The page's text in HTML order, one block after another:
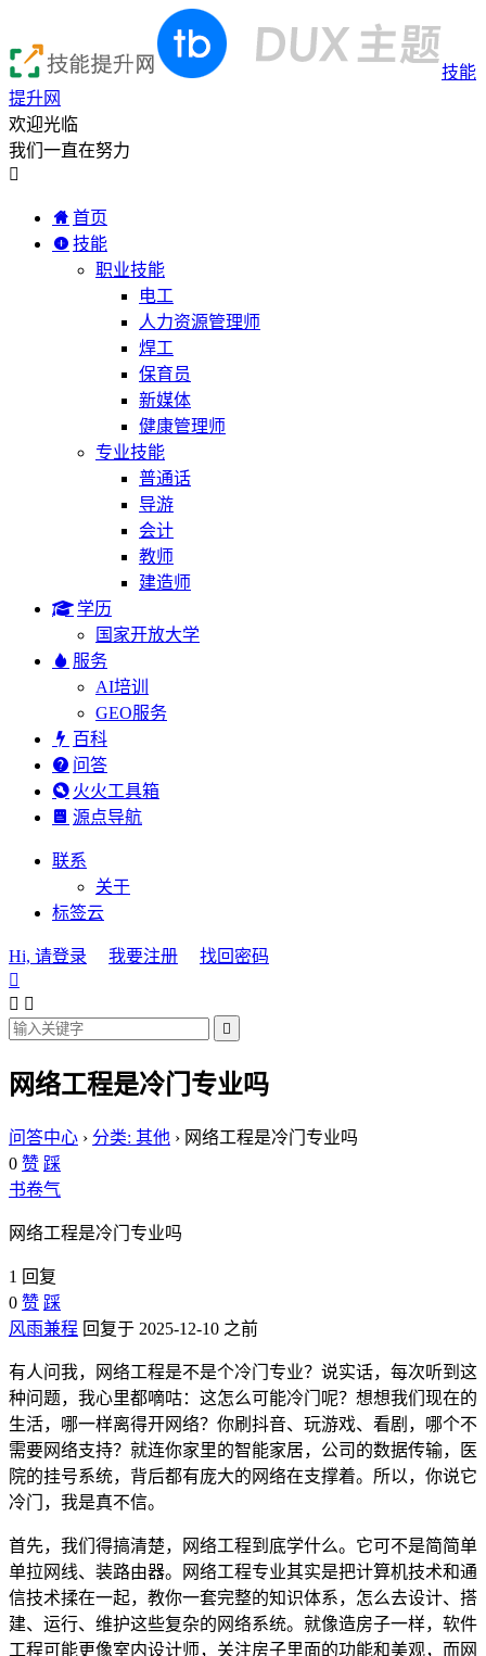
技能
提升网
欢迎光临
我们一直在努力

首页
技能
职业技能
电工
人力资源管理师
焊工
保育员
新媒体
健康管理师
专业技能
普通话
导游
会计
教师
建造师
学历
国家开放大学
服务
AI培训
GEO服务
百科
问答
火火工具箱
源点导航
联系
关于
标签云
Hi, 请登录 我要注册
找回密码

 

网络工程是冷门专业吗
问答中心 › 分类: 其他 › 网络工程是冷门专业吗
0 赞 踩
书卷气
网络工程是冷门专业吗
1 回复
0 赞 踩
风雨兼程 回复于 2025-12-10 之前
有人问我，网络工程是不是个冷门专业？说实话，每次听到这
种问题，我心里都嘀咕：这怎么可能冷门呢？想想我们现在的
生活，哪一样离得开网络？你刷抖音、玩游戏、看剧，哪个不
需要网络支持？就连你家里的智能家居，公司的数据传输，医
院的挂号系统，背后都有庞大的网络在支撑着。所以，你说它
冷门，我是真不信。
首先，我们得搞清楚，网络工程到底学什么。它可不是简简单
单拉网线、装路由器。网络工程专业其实是把计算机技术和通
信技术揉在一起，教你一套完整的知识体系，怎么去设计、搭
建、运行、维护这些复杂的网络系统。就像造房子一样，软件
工程可能更像室内设计师，关注房子里面的功能和美观，而网